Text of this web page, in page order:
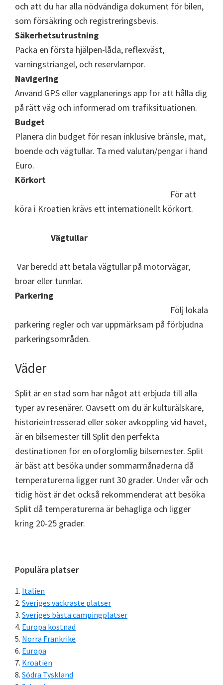
och att du har alla nödvändiga dokument för bilen,
som försäkring och registreringsbevis.
Säkerhetsutrustning
Packa en första hjälpen-låda, reflexväst,
varningstriangel, och reservlampor.
Navigering
Använd GPS eller vägplanerings app för att hålla dig
på rätt väg och informerad om trafiksituationen.
Budget
Planera din budget för resan inklusive bränsle, mat,
boende och vägtullar. Ta med valutan/pengar i hand
Euro.
Körkort
För att
köra i Kroatien krävs ett internationellt körkort.
Vägtullar
Var beredd att betala vägtullar på motorvägar,
broar eller tunnlar.
Parkering
Följ lokala
parkering regler och var uppmärksam på förbjudna
parkeringsområden.
Väder
Split är en stad som har något att erbjuda till alla
typer av resenärer. Oavsett om du är kulturälskare,
historieintresserad eller söker avkoppling vid havet,
är en bilsemester till Split den perfekta
destinationen för en oförglömlig bilsemester. Split
är bäst att besöka under sommarmånaderna då
temperaturerna ligger runt 30 grader. Under vår och
tidig höst är det också rekommenderat att besöka
Split då temperaturerna är behagliga och ligger
kring 20-25 grader.
Primärt
sidofält
Populära platser
Italien
Sveriges vackraste platser
Sveriges bästa campingplatser
Europa kostnad
Norra Frankrike
Europa
Kroatien
Södra Tyskland